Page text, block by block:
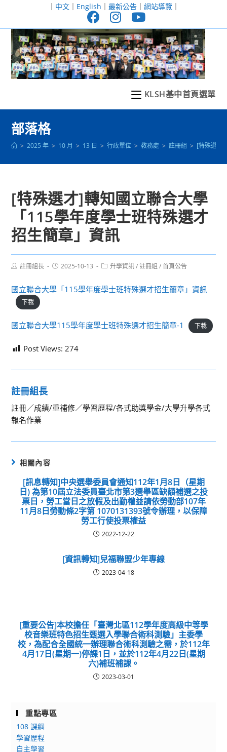
至
｜ 中文｜ English ｜ 最新公告｜ 網站導覽｜
KLSH基中首頁選單
部落格
> 2025 年 > 10 月 > 13 日 > 行政單位 > 教務處 > 註冊組 > [特殊選才]
[特殊選才]轉知國立聯合大學
「115學年度學士班特殊選才
招生簡章」資訊
Post註冊組長
Post2025-10-13
Post升學資訊 / 註冊組 / 首頁公告
國立聯合大學「115學年度學士班特殊選才招生簡章」資訊
下載
國立聯合大學115學年度學士班特殊選才招生簡章-1 下載
Post Views: 274
註冊組長
註冊／成績/重補修／學習歷程/各式助獎學金/大學升學各式
報名作業
相關內容
[訊息轉知]中央選舉委員會通知112年1月8日（星期
日) 為第10屆立法委員臺北市第3選舉區缺額補選之投
票日，勞工當日之放假及出勤權益請依勞動部107年
11月8日勞動條2字第 1070131393號令辦理，以保障
勞工行使投票權益
2022-12-22
[資訊轉知]兒福聯盟少年專線
2023-04-18
[重要公告]本校擔任「臺灣北區112學年度高級中等學
校音樂班特色招生甄選入學聯合術科測驗」主委學
校，為配合全國統一辦理聯合術科測驗之需，於112年
4月17日(星期一)停課1日，並於112年4月22日(星期
六)補班補課。
2023-03-01
重點專區
108 課綱
學習歷程
自主學習